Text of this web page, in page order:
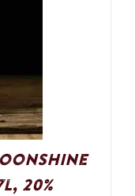
20%